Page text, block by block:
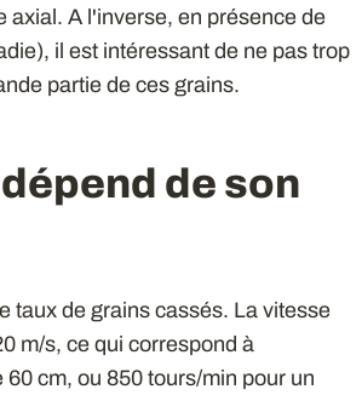
axial. A l'inverse, en présence de
il est intéressant de ne pas trop
partie de ces grains.
de son
taux de grains cassés. La vitesse
m/s, ce qui correspond à
cm, ou 850 tours/min pour un